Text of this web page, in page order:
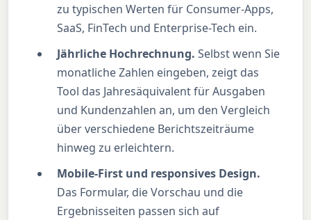
zu typischen Werten für Consumer-Apps,
SaaS, FinTech und Enterprise-Tech ein.
Jährliche Hochrechnung. Selbst wenn Sie
monatliche Zahlen eingeben, zeigt das
Tool das Jahresäquivalent für Ausgaben
und Kundenzahlen an, um den Vergleich
über verschiedene Berichtszeiträume
hinweg zu erleichtern.
Mobile-First und responsives Design.
Das Formular, die Vorschau und die
Ergebnisseiten passen sich auf